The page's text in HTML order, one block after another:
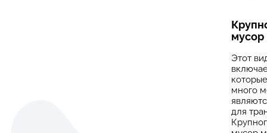
мусор
Этот
много
для